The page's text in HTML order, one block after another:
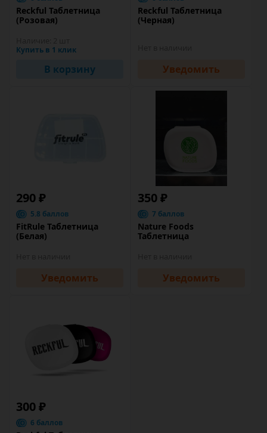
Reckful Таблетница
(Розовая)
Купить в 1 клик
В корзину
Reckful Таблетница
(Черная)
Уведомить
290 ₽
5.8 баллов
FitRule Таблетница
(Белая)
Уведомить
350 ₽
7 баллов
Nature Foods
Таблетница
Уведомить
300 ₽
6 баллов